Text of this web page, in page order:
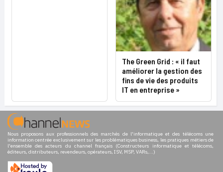
The Green Grid : « il faut
améliorer la gestion des
fins de vie des produits
IT en entreprise »
Nous proposons aux professionnels des marchés de l'informatique et des télécoms une
information centrée exclusivement sur les problématiques business, les pratiques métiers de
l'ensemble des acteurs du channel français (Constructeurs informatique et télécoms,
éditeurs, distributeurs, revendeurs, opérateurs, ISV, MSP, VARs,...)